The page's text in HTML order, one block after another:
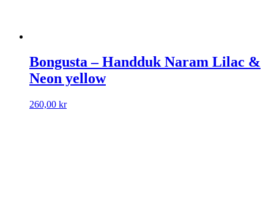
Bongusta – Handduk Naram Lilac &
Neon yellow
260,00 kr